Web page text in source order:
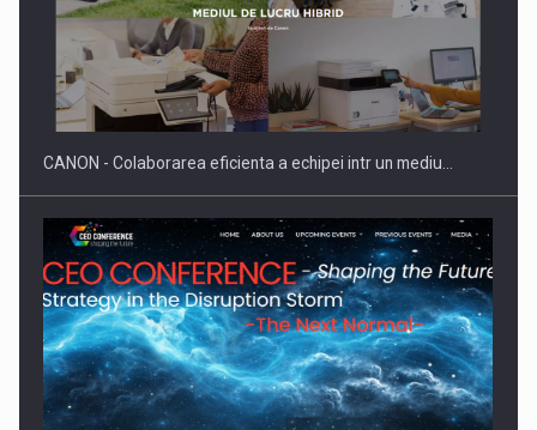
Producatorii si comerciantii care nu se supun noilor
reglementari…
Proteinmaxxing and the Future of Protein Demand
CANON - Colaborarea eficienta a echipei intr un mediu…